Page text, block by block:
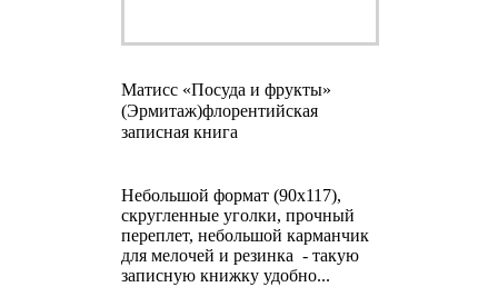
Матисс «Посуда и фрукты»
(Эрмитаж)флорентийская
записная книга
Небольшой формат (90х117),
скругленные уголки, прочный
переплет, небольшой карманчик
для мелочей и резинка - такую
записную книжку удобно...